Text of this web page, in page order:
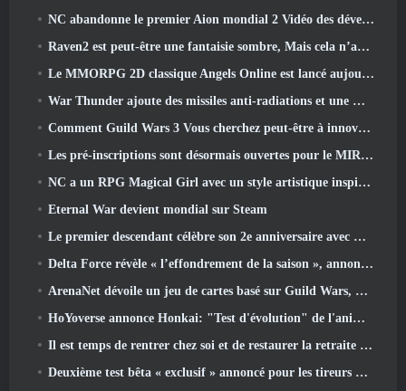
NC abandonne le premier Aion mondial 2 Vidéo des développeurs, Partager des détails sur le jeu
Raven2 est peut-être une fantaisie sombre, Mais cela n’arrête pas les plaisirs de l’été
Le MMORPG 2D classique Angels Online est lancé aujourd'hui dans le monde entier
War Thunder ajoute des missiles anti-radiations et une mesure de soutien électronique dans la mise à jour de la cavalerie lourde
Comment Guild Wars 3 Vous cherchez peut-être à innover dans l’espace MMO
Les pré-inscriptions sont désormais ouvertes pour le MIRESI de Smilegate: Un avenir invisible
NC a un RPG Magical Girl avec un style artistique inspiré de l’anime des années 90 en préparation
Eternal War devient mondial sur Steam
Le premier descendant célèbre son 2e anniversaire avec Descendant Fest 2026 Flux
Delta Force révèle « l’effondrement de la saison », annonce la collaboration Rainbow Six Siege
ArenaNet dévoile un jeu de cartes basé sur Guild Wars, Lié par la brume
HoYoverse annonce Honkai: "Test d'évolution" de l'anime Nexus
Il est temps de rentrer chez soi et de restaurer la retraite heureuse là où les vents se rencontrent
Deuxième test bêta « exclusif » annoncé pour les tireurs de survie en équipe qui prennent du temps